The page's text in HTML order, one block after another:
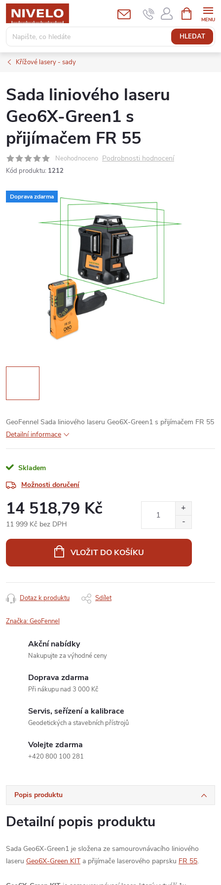
Přejít
obsah
HLEDAT
NÁKUPNÍ
KOŠÍK
Křížové lasery - sady
Sada liniového laseru
Geo6X-Green1 s
přijímačem FR 55
Neohodnoceno Podrobnosti hodnocení
Kód produktu: 1212
Doprava zdarma
GeoFennel Sada liniového laseru Geo6X-Green1 s přijímačem FR 55
Detailní informace
Skladem
Možnosti doručení
14 518,79 Kč
11 999 Kč bez DPH
VLOŽIT DO KOŠÍKU
Dotaz k produktu Sdílet
Značka:GeoFennel
Akční nabídky
Nakupujte za výhodné ceny
Doprava zdarma
Při nákupu nad 3 000 Kč
Servis, seřízení a kalibrace
Geodetických a stavebních přístrojů
Volejte zdarma
+420 800 100 281
Popis produktu
Detailní popis produktu
Sada Geo6X-Green1 je složena ze samourovnávacího liniového
laseru Geo6X-Green KITa přijímače laserového paprsku FR 55.